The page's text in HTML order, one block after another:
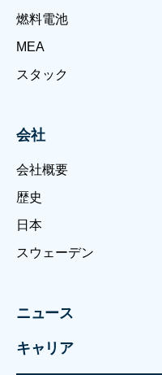
燃料電池
MEA
スタック
会社
会社概要
歴史
日本
スウェーデン
ニュース
キャリア